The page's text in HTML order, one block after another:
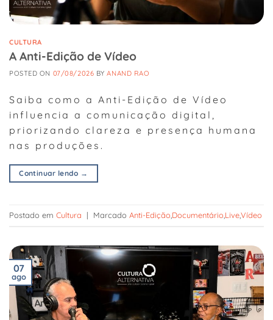
CULTURA
A Anti-Edição de Vídeo
POSTED ON 07/08/2026 BYANAND RAO
Saiba como a Anti-Edição de Vídeo
influencia a comunicação digital,
priorizando clareza e presença humana
nas produções.
Continuar lendo →
Postado em Cultura | Marcado Anti-Edição Documentário LiveVídeo
07
ago